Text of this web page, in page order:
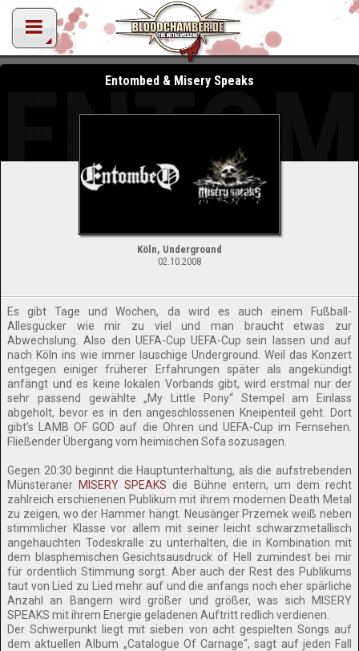
Entombed & Misery Speaks
Köln, Underground
02.10.2008
Es gibt Tage und Wochen, da wird es auch einem Fußball-
Allesgucker wie mir zu viel und man braucht etwas zur
Abwechslung. Also den UEFA-Cup UEFA-Cup sein lassen und auf
nach Köln ins wie immer lauschige Underground. Weil das Konzert
entgegen einiger früherer Erfahrungen später als angekündigt
anfängt und es keine lokalen Vorbands gibt, wird erstmal nur der
sehr passend gewählte „My Little Pony“ Stempel am Einlass
abgeholt, bevor es in den angeschlossenen Kneipenteil geht. Dort
gibt’s LAMB OF GOD auf die Ohren und UEFA-Cup im Fernsehen.
Fließender Übergang vom heimischen Sofa sozusagen.
Gegen 20:30 beginnt die Hauptunterhaltung, als die aufstrebenden
Münsteraner MISERY SPEAKS die Bühne entern, um dem recht
zahlreich erschienenen Publikum mit ihrem modernen Death Metal
zu zeigen, wo der Hammer hängt. Neusänger Przemek weiß neben
stimmlicher Klasse vor allem mit seiner leicht schwarzmetallisch
angehauchten Todeskralle zu unterhalten, die in Kombination mit
dem blasphemischen Gesichtsausdruck of Hell zumindest bei mir
für ordentlich Stimmung sorgt. Aber auch der Rest des Publikums
taut von Lied zu Lied mehr auf und die anfangs noch eher spärliche
Anzahl an Bangern wird größer und größer, was sich MISERY
SPEAKS mit ihrem Energie geladenen Auftritt redlich verdienen.
Der Schwerpunkt liegt mit sieben von acht gespielten Songs auf
dem aktuellen Album „Catalogue Of Carnage“, sagt auf jeden Fall